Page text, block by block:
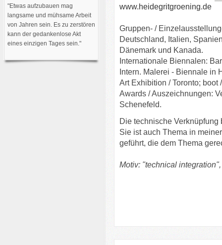
"Etwas aufzubauen mag
langsame und mühsame Arbeit
von Jahren sein. Es zu zerstören
kann der gedankenlose Akt
eines einzigen Tages sein."
www.heidegritgroening.de
Gruppen- /
Deutschland, Italien,
Dänemark und
Internationale Biennalen:
Intern. Malerei - Biennale in
Art Exhibition / Toronto; boot
Awards / Auszeichnungen:
Schenefeld.
Die technische
Sie ist auch Thema in
geführt, die dem Thema
Motiv: "technical